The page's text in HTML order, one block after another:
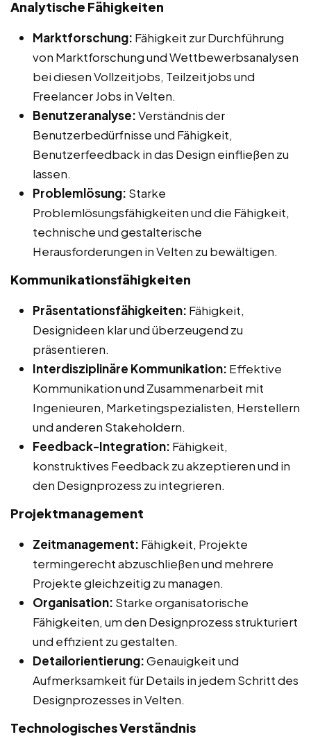
Analytische Fähigkeiten
Marktforschung: Fähigkeit zur Durchführung
von Marktforschung und Wettbewerbsanalysen
bei diesen Vollzeitjobs, Teilzeitjobs und
Freelancer Jobs in Velten.
Benutzeranalyse:Verständnis der
Benutzerbedürfnisse und Fähigkeit,
Benutzerfeedback in das Design einfließen zu
lassen.
Problemlösung: Starke
Problemlösungsfähigkeiten und die Fähigkeit,
technische und gestalterische
Herausforderungen in Velten zu bewältigen.
Kommunikationsfähigkeiten
Präsentationsfähigkeiten: Fähigkeit,
Designideen klar und überzeugend zu
präsentieren.
Interdisziplinäre Kommunikation: Effektive
Kommunikation und Zusammenarbeit mit
Ingenieuren, Marketingspezialisten, Herstellern
und anderen Stakeholdern.
Feedback-Integration: Fähigkeit,
konstruktives Feedback zu akzeptieren und in
den Designprozess zu integrieren.
Projektmanagement
Zeitmanagement: Fähigkeit, Projekte
termingerecht abzuschließen und mehrere
Projekte gleichzeitig zu managen.
Organisation: Starke organisatorische
Fähigkeiten, um den Designprozess strukturiert
und effizient zu gestalten.
Detailorientierung:Genauigkeit und
Aufmerksamkeit für Details in jedem Schritt des
Designprozesses in Velten.
Technologisches Verständnis